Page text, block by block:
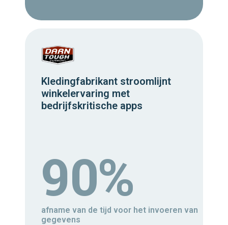
Kledingfabrikant stroomlijnt
winkelervaring met
bedrijfskritische apps
90%
afname van de tijd voor het invoeren van
gegevens